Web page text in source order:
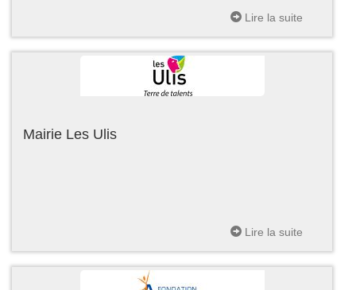
Lire la suite
Mairie Les Ulis
Lire la suite